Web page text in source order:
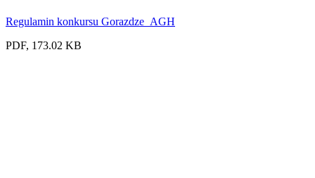
Regulamin konkursu Gorazdze_AGH
PDF, 173.02 KB